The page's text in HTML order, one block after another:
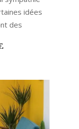
idées
des